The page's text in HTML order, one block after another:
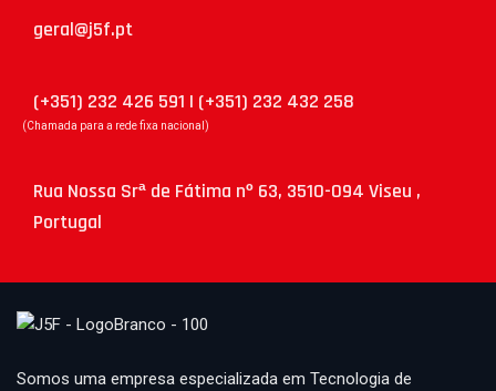
geral@j5f.pt
(+351) 232 426 591 | (+351) 232 432 258
(Chamada para a rede fixa nacional)
Rua Nossa Srª de Fátima nº 63, 3510-094 Viseu ,
Portugal
Somos uma empresa especializada em Tecnologia de